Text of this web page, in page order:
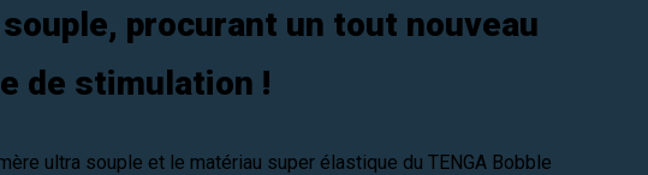
procurant un tout nouveau
de stimulation !
ultra souple et le matériau super élastique du TENGA Bobble